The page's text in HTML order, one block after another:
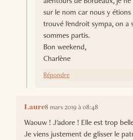
sur le nom car nous y étions
trouvé l'endroit sympa, on a
sommes partis.
Bon weekend,
Charlène
Répondre
Laure8 mars 2019 à 08:48
Waouw ! J'adore ! Elle est trop
Je viens justement de glisser le